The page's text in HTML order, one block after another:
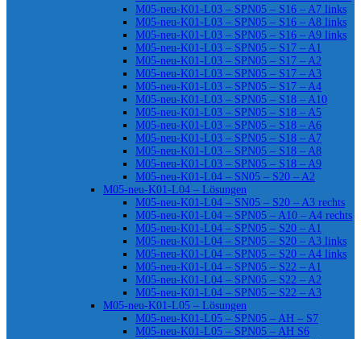
M05-neu-K01-L03 – SPN05 – S16 – A7 links
M05-neu-K01-L03 – SPN05 – S16 – A8 links
M05-neu-K01-L03 – SPN05 – S16 – A9 links
M05-neu-K01-L03 – SPN05 – S17 – A1
M05-neu-K01-L03 – SPN05 – S17 – A2
M05-neu-K01-L03 – SPN05 – S17 – A3
M05-neu-K01-L03 – SPN05 – S17 – A4
M05-neu-K01-L03 – SPN05 – S18 – A10
M05-neu-K01-L03 – SPN05 – S18 – A5
M05-neu-K01-L03 – SPN05 – S18 – A6
M05-neu-K01-L03 – SPN05 – S18 – A7
M05-neu-K01-L03 – SPN05 – S18 – A8
M05-neu-K01-L03 – SPN05 – S18 – A9
M05-neu-K01-L04 – SN05 – S20 – A2
M05-neu-K01-L04 – Lösungen
M05-neu-K01-L04 – SN05 – S20 – A3 rechts
M05-neu-K01-L04 – SPN05 – A10 – A4 rechts
M05-neu-K01-L04 – SPN05 – S20 – A1
M05-neu-K01-L04 – SPN05 – S20 – A3 links
M05-neu-K01-L04 – SPN05 – S20 – A4 links
M05-neu-K01-L04 – SPN05 – S22 – A1
M05-neu-K01-L04 – SPN05 – S22 – A2
M05-neu-K01-L04 – SPN05 – S22 – A3
M05-neu-K01-L05 – Lösungen
M05-neu-K01-L05 – SPN05 – AH – S7
M05-neu-K01-L05 – SPN05 – AH S6